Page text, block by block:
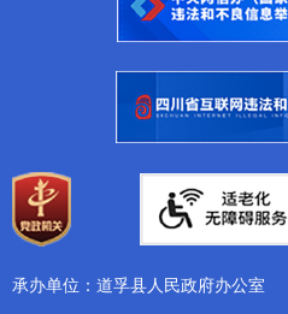
承办单位：道孚县人民政府办公室